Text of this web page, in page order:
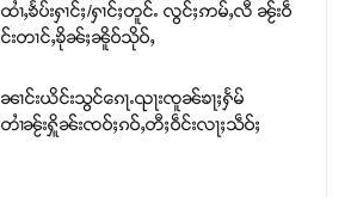
ထၢႆႇၶႅပ်းႁၢင်ႈ/ႁၢင်ႈတူင်ႉ လွင်ႈဢမ်ႇလီ ၼႂ်းဝဵ
င်းတၢင်ႇၶိုၼ်ႈၼိူဝ်သိုဝ်ႇ
ၼၢင်းယိင်းသွင်ၵေႃႉၺႃးၸူၼ်ၶႃႈႁႅမ်
တၢႆၼႂ်းႁိူၼ်းၸဝ်ႈၵဝ်ႇတီႈဝဵင်းလႃႈသဵဝ်ႈ